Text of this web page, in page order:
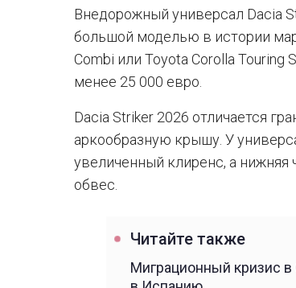
Внедорожный универсал Dacia
большой моделью в истории
Combi или Toyota Corolla
менее 25 000 евро.
Dacia Striker 2026 отличается
аркообразную крышу. У
увеличенный клиренс, а нижняя
обвес.
Читайте также
Миграционный кризис